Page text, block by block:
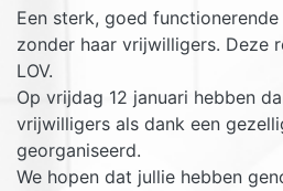
Een sterk, goed
zonder haar vrijwilligers. Deze
LOV.
Op vrijdag 12 januari hebben
vrijwilligers als dank een
georganiseerd.
We hopen dat jullie hebben